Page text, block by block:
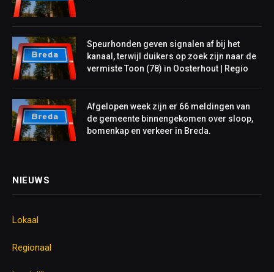
Speurhonden geven signalen af bij het
kanaal, terwijl duikers op zoek zijn naar de
vermiste Toon (78) in Oosterhout | Regio
Afgelopen week zijn er 66 meldingen van
de gemeente binnengekomen over sloop,
bomenkap en verkeer in Breda.
NIEUWS
Lokaal
Regionaal